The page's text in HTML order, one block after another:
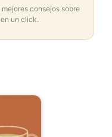
consejos sobre
un click.